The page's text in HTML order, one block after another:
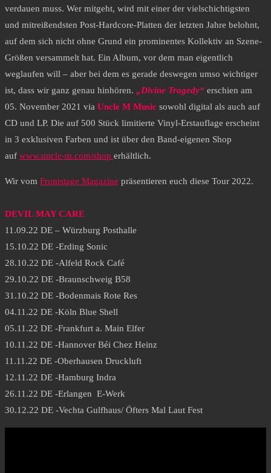
verdauen muss. Wer mitgeht, wird mit einer der vielschichtigsten
und mitreißendsten Post-Hardcore-Platten der letzten Jahre belohnt,
auf dem sich nicht ohne Grund ein prominentes Kollektiv an Szene-
Größen versammelt hat. Ein Album, vor dem man eigentlich
weglaufen will – aber bei dem es gerade deswegen umso wichtiger
ist, dass wir ganz genau hinhören. „Divine Tragedy“ erschien am
05. November 2021 via Uncle M Music sowohl digital als auch auf
CD und LP. Die auf 500 Stück limitierte Vinyl-Erstauflage erscheint
in 3 exklusiven Farben und ist über den Band-eigenen Shop
auf www.uncle-m.com/shop erhältlich.
Wir vom Frontstage Magazine präsentieren euch diese Tour 2022.
DEVIL MAY CARE
11.09.22 DE – Würzburg Posthalle
15.10.22 DE -Erding Sonic
28.10.22 DE -Alfeld Rock Café
29.10.22 DE -Braunschweig B58
31.10.22 DE -Bodenmais Rote Res
04.11.22 DE -Köln Blue Shell
05.11.22 DE -Frankfurt a. Main Elfer
10.11.22 DE -Hannover Béi Chez Heinz
11.11.22 DE -Oberhausen Druckluft
12.11.22 DE -Hamburg Indra
26.11.22 DE -Erlangen E-Werk
30.12.22 DE -Vechta Gulfhaus/ Öfters Mal Laut Fest